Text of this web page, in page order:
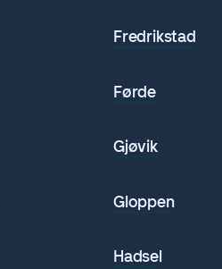
Fredrikstad
Førde
Gjøvik
Gloppen
Hadsel